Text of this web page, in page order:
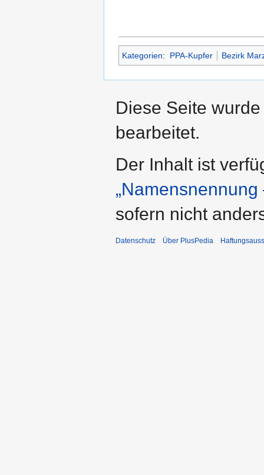
Kategorien: PPA-Kupfer Bezirk
Diese Seite
bearbeitet.
Der Inhalt ist
sofern nicht
Datenschutz Über PlusPedia